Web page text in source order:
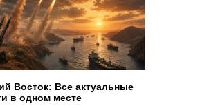
Восток: Все актуальные
в одном месте